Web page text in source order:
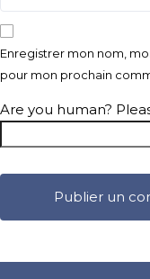
Enregistrer mon nom,
pour mon prochain
Are you human?